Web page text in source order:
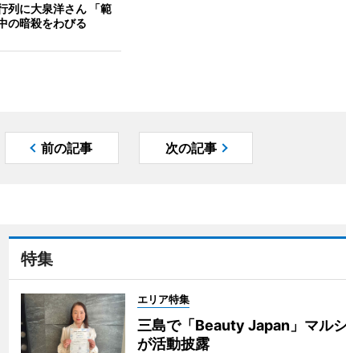
列に大泉洋さん 「範
の暗殺をわびる
前の記事 次の記事
特集
エリア特集
三島で「Beauty Japan」マル
が活動披露